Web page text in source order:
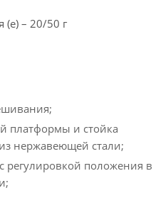
(e) – 20/50 г
платформы и стойка
нержавеющей стали;
регулировкой положения в